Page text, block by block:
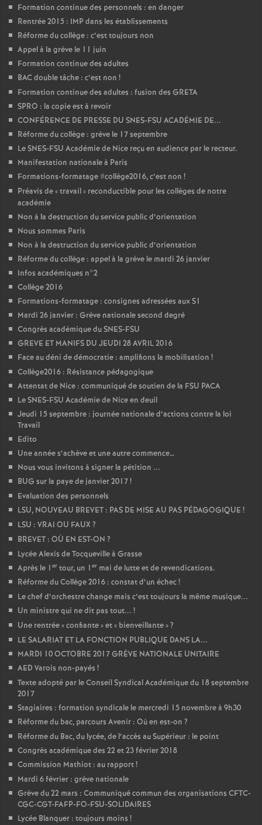
Formation continue des personnels : en danger
Rentrée 2015 : IMP dans les établissements
Réforme du collège : c’est toujours non
Appel à la grève le 11 juin
Formation continue des adultes
BAC double tâche : c’est non !
Formation continue des adultes : fusion des GRETA
SPRO : la copie est à revoir
CONFÉRENCE DE PRESSE DU SNES-FSU ACADÉMIE DE...
Réforme du collège : grève le 17 septembre
Le SNES-FSU Académie de Nice reçu en audience par le recteur.
Manifestation nationale à Paris
Formations-formatage #collège2016, c’est non !
Préavis de «travail» reconductible pour les collèges de notre
académie
Non à la destruction du service public d’orientation
Nous sommes Paris
Non à la destruction du service public d’orientation
Réforme du collège : appel à la grève le mardi 26 janvier
Infos académiques n°2
Collège 2016
Formations-formatage : consignes adressées aux S1
Mardi 26 janvier : Grève nationale second degré
Congrès académique du SNES-FSU
GREVE ET MANIFS DU JEUDI 28 AVRIL 2016
Face au déni de démocratie : amplifions la mobilisation !
Collège2016 : Résistance pédagogique
Attentat de Nice : communiqué de soutien de la FSU PACA
Le SNES-FSU Académie de Nice en deuil
Jeudi 15 septembre : journée nationale d’actions contre la loi
Travail
Edito
Une année s’achève et une autre commence…
Nous vous invitons à signer la pétition ...
BUG sur la paye de janvier 2017!
Evaluation des personnels
LSU, NOUVEAU BREVET : PAS DE MISE AU PAS PÉDAGOGIQUE !
LSU : VRAI OU FAUX ?
BREVET : OÙ EN EST-ON ?
Lycée Alexis de Tocqueville à Grasse
Après le 1 er tour, un 1 er mai de lutte et de revendications.
Réforme du Collège 2016 : constat d’un échec!
Le chef d’orchestre change mais c’est toujours la même musique...
Un ministre qui ne dit pas tout... !
Une rentrée «confiante» et « bienveillante»?
LE SALARIAT ET LA FONCTION PUBLIQUE DANS LA...
MARDI 10 OCTOBRE 2017 GRÈVE NATIONALE UNITAIRE
AED Varois non-payés !
Texte adopté par le Conseil Syndical Académique du 18 septembre
2017
Stagiaires : formation syndicale le mercredi 15 novembre à 9h30
Réforme du bac, parcours Avenir : Où en est-on ?
Réforme du Bac, du lycée, de l’accès au Supérieur : le point
Congrès académique des 22 et 23 février 2018
Commission Mathiot : au rapport!
Mardi 6 février : grève nationale
Grève du 22 mars : Communiqué commun des organisations CFTC-
CGC-CGT-FAFP-FO-FSU-SOLIDAIRES
Lycée Blanquer : toujours moins !